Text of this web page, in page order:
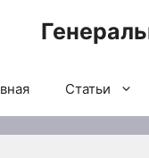
Статьи